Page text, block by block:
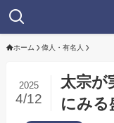
ホーム 偉人・有名人
太宗が
にみる
2025
4/12